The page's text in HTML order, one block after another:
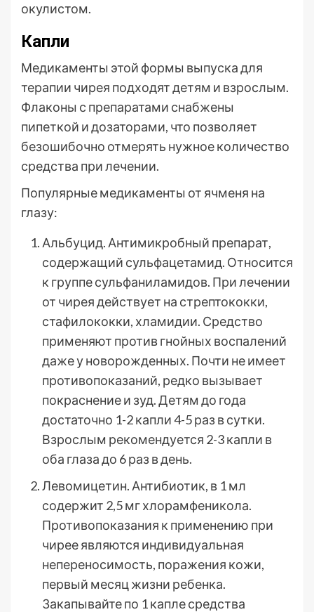
окулистом.
Капли
Медикаменты этой формы выпуска для
терапии чирея подходят детям и взрослым.
Флаконы с препаратами снабжены
пипеткой и дозаторами, что позволяет
безошибочно отмерять нужное количество
средства при лечении.
Популярные медикаменты от ячменя на
глазу:
Альбуцид. Антимикробный препарат,
содержащий сульфацетамид. Относится
к группе сульфаниламидов. При лечении
от чирея действует на стрептококки,
стафилококки, хламидии. Средство
применяют против гнойных воспалений
даже у новорожденных. Почти не имеет
противопоказаний, редко вызывает
покраснение и зуд. Детям до года
достаточно 1-2 капли 4-5 раз в сутки.
Взрослым рекомендуется 2-3 капли в
оба глаза до 6 раз в день.
Левомицетин. Антибиотик, в 1 мл
содержит 2,5 мг хлорамфеникола.
Противопоказания к применению при
чирее являются индивидуальная
непереносимость, поражения кожи,
первый месяц жизни ребенка.
Закапывайте по 1 капле средства